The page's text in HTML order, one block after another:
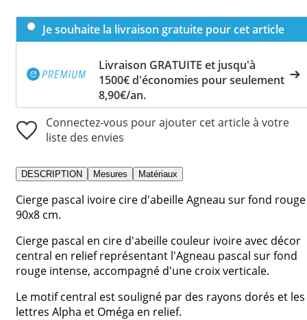
Je souhaite la livraison gratuite pour cet article
Livraison GRATUITE et jusqu'à
1500€ d'économies pour seulement
8,90€/an.
Connectez-vous pour ajouter cet article à votre
liste des envies
DESCRIPTION Mesures Matériaux
Cierge pascal ivoire cire d'abeille Agneau sur fond rouge
90x8 cm.
Cierge pascal en cire d'abeille couleur ivoire avec décor
central en relief représentant l'Agneau pascal sur fond
rouge intense, accompagné d'une croix verticale.
Le motif central est souligné par des rayons dorés et les
lettres Alpha et Oméga en relief.